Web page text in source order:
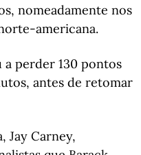
nomeadamente nos
americana.
a perder 130 pontos
antes de retomar
Jay Carney,